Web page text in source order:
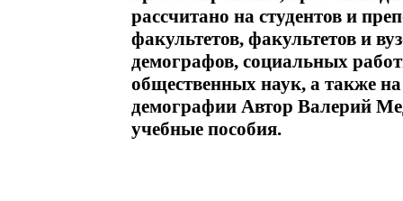
рассчитано на студентов и
факультетов, факультетов и
демографов, социальных
общественных наук, а также
демографии Автор Валерий
учебные пособия.